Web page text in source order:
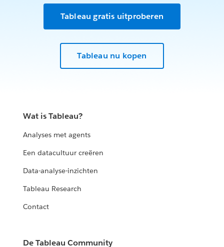
Tableau gratis uitproberen
Tableau nu kopen
Wat is Tableau?
Analyses met agents
Een datacultuur creëren
Data-analyse-inzichten
Tableau Research
Contact
De Tableau Community